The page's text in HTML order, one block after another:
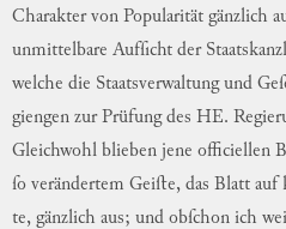
Charakter von Popularität gänzlich
unmittelbare Aufſicht der
welche die Staatsverwaltung und
giengen zur Prüfung des HE.
Gleichwohl blieben jene officiellen
ſo verändertem Geiſte, das Blatt auf
te, gänzlich aus; und obſchon ich